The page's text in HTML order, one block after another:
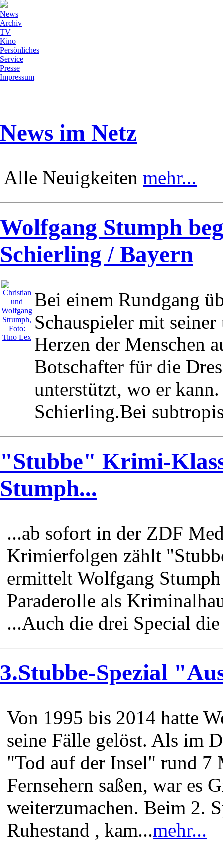
News
Archiv
TV
Kino
Persönliches
Service
Presse
Impressum
News im Netz
Alle Neuigkeiten mehr...
Wolfgang Stumph
Schierling / Bayern
Bei einem Rundgang
Schauspieler mit
Herzen der Menschen
Botschafter für die
unterstützt, wo er
Schierling.Bei
"Stubbe" Krimi-
Stumph...
...ab sofort in der ZDF
Krimierfolgen zählt
ermittelt Wolfgang
Paraderolle als
...Auch die drei Special
3.Stubbe-Spezial
Von 1995 bis 2014 hatte
seine Fälle gelöst. Als im
"Tod auf der Insel" rund 7
Fernsehern saßen, war es
weiterzumachen. Beim 2.
Ruhestand , kam...mehr...